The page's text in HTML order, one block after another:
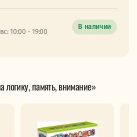
10:00 - 19:00
В наличии
память, внимание»